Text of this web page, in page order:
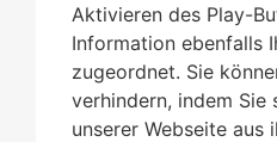
Aktivieren des Play-
Information ebenfalls
zugeordnet. Sie
verhindern, indem
unserer Webseite aus